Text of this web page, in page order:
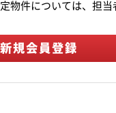
物件については、担当
新規会員登録